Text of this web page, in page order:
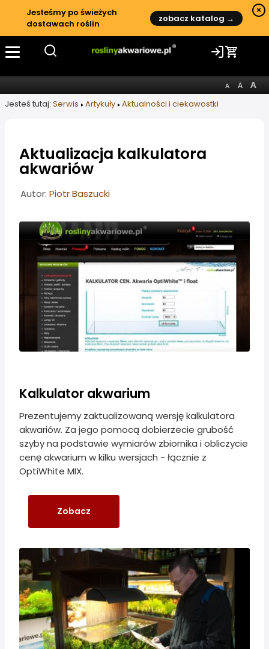
Jesteśmy po świeżych
dostawach roślin
zobacz katalog →
×
Jesteś tutaj: Serwis Artykuły Aktualności i ciekawostki
Aktualizacja kalkulatora
akwariów
Informacje o artykule
Autor: Piotr Baszucki
Kalkulator akwarium
Prezentujemy zaktualizowaną wersję kalkulatora
akwariów. Za jego pomocą dobierzecie grubość
szyby na podstawie wymiarów zbiornika i obliczycie
cenę akwarium w kilku wersjach - łącznie z
OptiWhite MIX.
Zobacz